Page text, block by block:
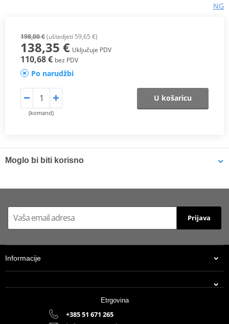
NG
198,00 €(uštedjeti 59,65 €)
138,35 € Uključuje PDV
110,68 € bez PDV
Po narudžbi
(komand)
U košaricu
Moglo bi biti korisno
ml (ideal for workshops)
Prijava
Informacije
Etrgovina
+385 51 671 265